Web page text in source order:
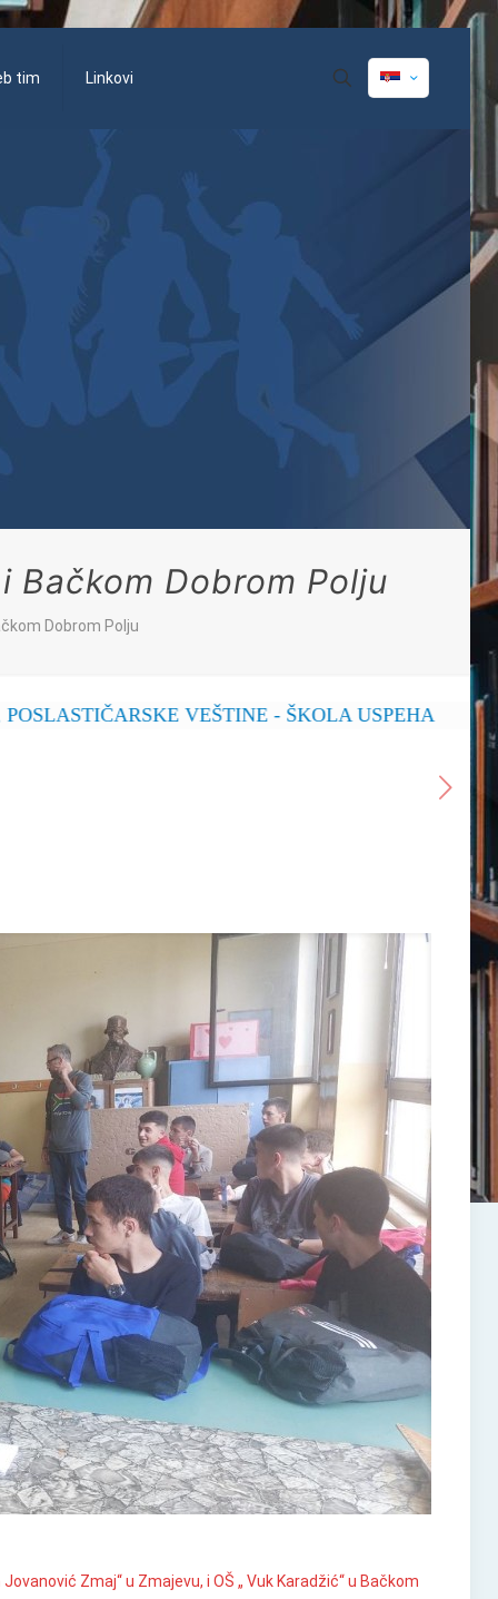
tim Linkovi
Bačkom Dobrom Polju
Dobrom Polju
VEŠTINE - ŠKOLA USPEHA
Zmaj“ u Zmajevu, i OŠ „ Vuk Karadžić“ u Bačkom